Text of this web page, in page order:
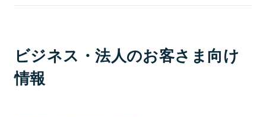
ビジネス・法人のお客さま向け
情報